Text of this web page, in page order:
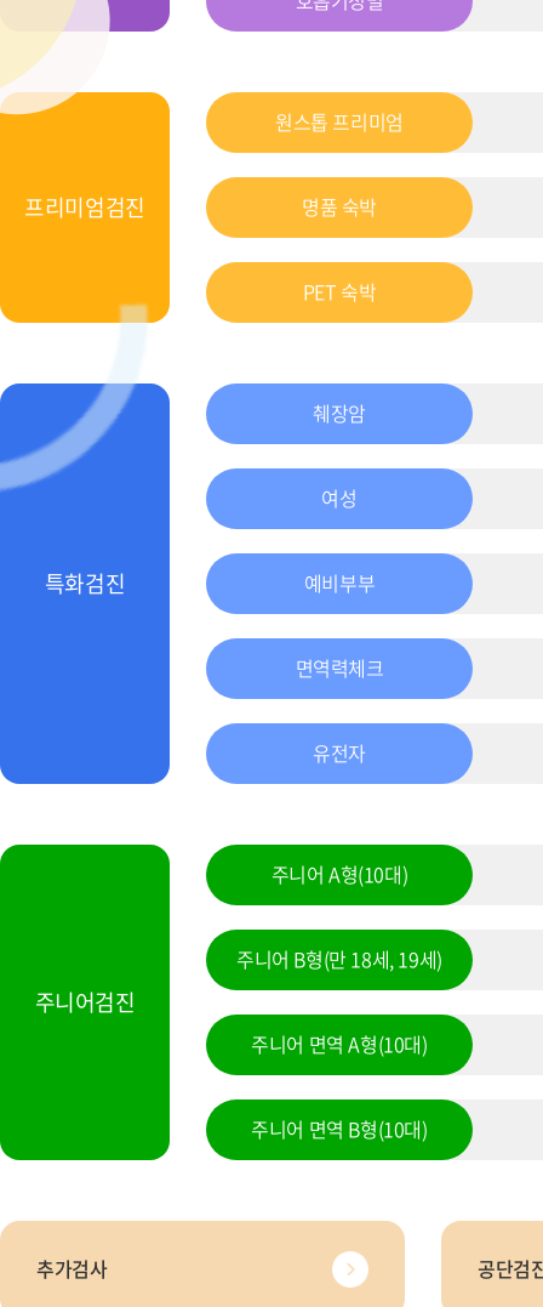
프리미엄검진
원스톱 프리미엄
명품 숙박
PET 숙박
특화검진
췌장암
여성
예비부부
면역력체크
유전자
주니어검진
주니어 A형(10대)
주니어 B형(만 18세, 19세)
주니어 면역 A형(10대)
주니어 면역 B형(10대)
추가검사 공단검